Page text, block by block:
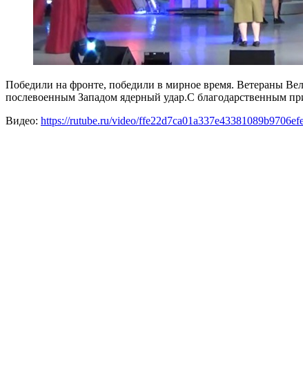
Победили на фронте, победили в мирное время. Ветераны
послевоенным Западом ядерный удар.С благодарственным
Видео: https://rutube.ru/video/